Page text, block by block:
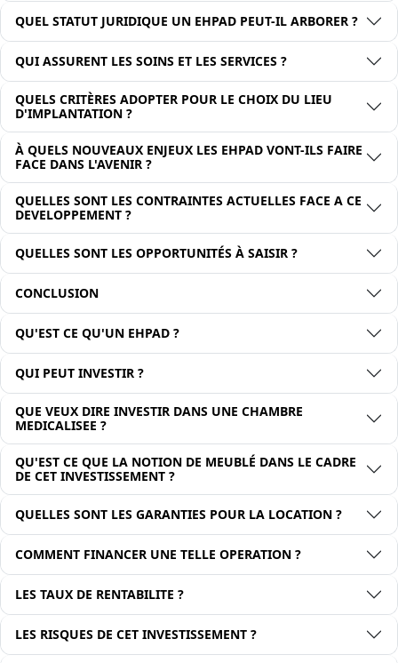
QUEL STATUT JURIDIQUE UN EHPAD PEUT-IL ARBORER ?
QUI ASSURENT LES SOINS ET LES SERVICES ?
QUELS CRITÈRES ADOPTER POUR LE CHOIX DU LIEU
D'IMPLANTATION ?
À QUELS NOUVEAUX ENJEUX LES EHPAD VONT-ILS FAIRE
FACE DANS L'AVENIR ?
QUELLES SONT LES CONTRAINTES ACTUELLES FACE A CE
DEVELOPPEMENT ?
QUELLES SONT LES OPPORTUNITÉS À SAISIR ?
CONCLUSION
QU'EST CE QU'UN EHPAD ?
QUI PEUT INVESTIR ?
QUE VEUX DIRE INVESTIR DANS UNE CHAMBRE
MEDICALISEE ?
QU'EST CE QUE LA NOTION DE MEUBLÉ DANS LE CADRE
DE CET INVESTISSEMENT ?
QUELLES SONT LES GARANTIES POUR LA LOCATION ?
COMMENT FINANCER UNE TELLE OPERATION ?
LES TAUX DE RENTABILITE ?
LES RISQUES DE CET INVESTISSEMENT ?